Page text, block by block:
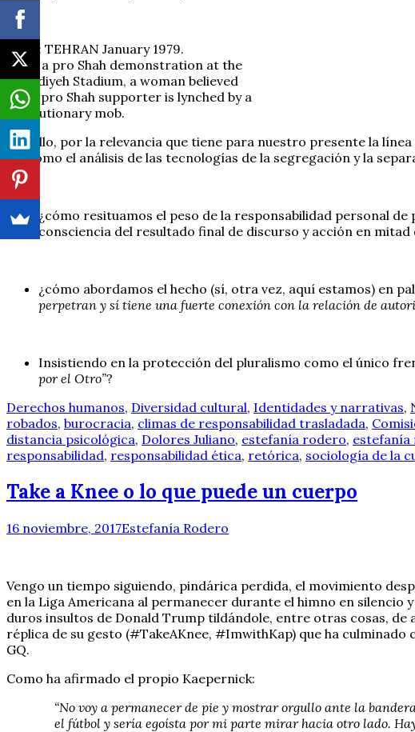
IRAN: TEHRAN January 1979.
After a pro Shah demonstration at the
Amjadiyeh Stadium, a woman believed
to be pro Shah supporter is lynched by a
Revolutionary mob.
Por ello, por la relevancia que tiene para nuestro presente la
así como el análisis de las tecnologías de la segregación y la
¿cómo resituamos el peso de la responsabilidad personal
consciencia del resultado final de discurso y acción en
¿cómo abordamos el hecho (sí, otra vez, aquí estamos) en
perpetran y sí tiene una fuerte conexión con la relación de
Insistiendo en la protección del pluralismo como el único
por el Otro”?
Derechos humanos, Diversidad cultural, Identidades y narrativas,
robados, burocracia, climas de responsabilidad trasladada,
distancia psicológica, Dolores Juliano, estefanía rodero, estefanía
responsabilidad, responsabilidad ética, retórica, sociología de la
Take a Knee o lo que puede un cuerpo
16 noviembre, 2017Estefanía Rodero
Vengo un tiempo siguiendo, pindárica perdida, el movimiento
en la Liga Americana al permanecer durante el himno en
duros insultos de Donald Trump tildándole, entre otras cosas,
réplica de su gesto (#TakeAKnee, #ImwithKap) que ha
GQ.
Como ha afirmado el propio Kaepernick:
“No voy a permanecer de pie y mostrar orgullo ante la
el fútbol y sería egoísta por mi parte mirar hacia otro lado.